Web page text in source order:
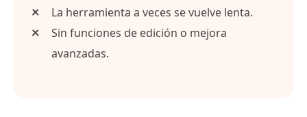
La herramienta a veces se vuelve lenta.
Sin funciones de edición o mejora
avanzadas.